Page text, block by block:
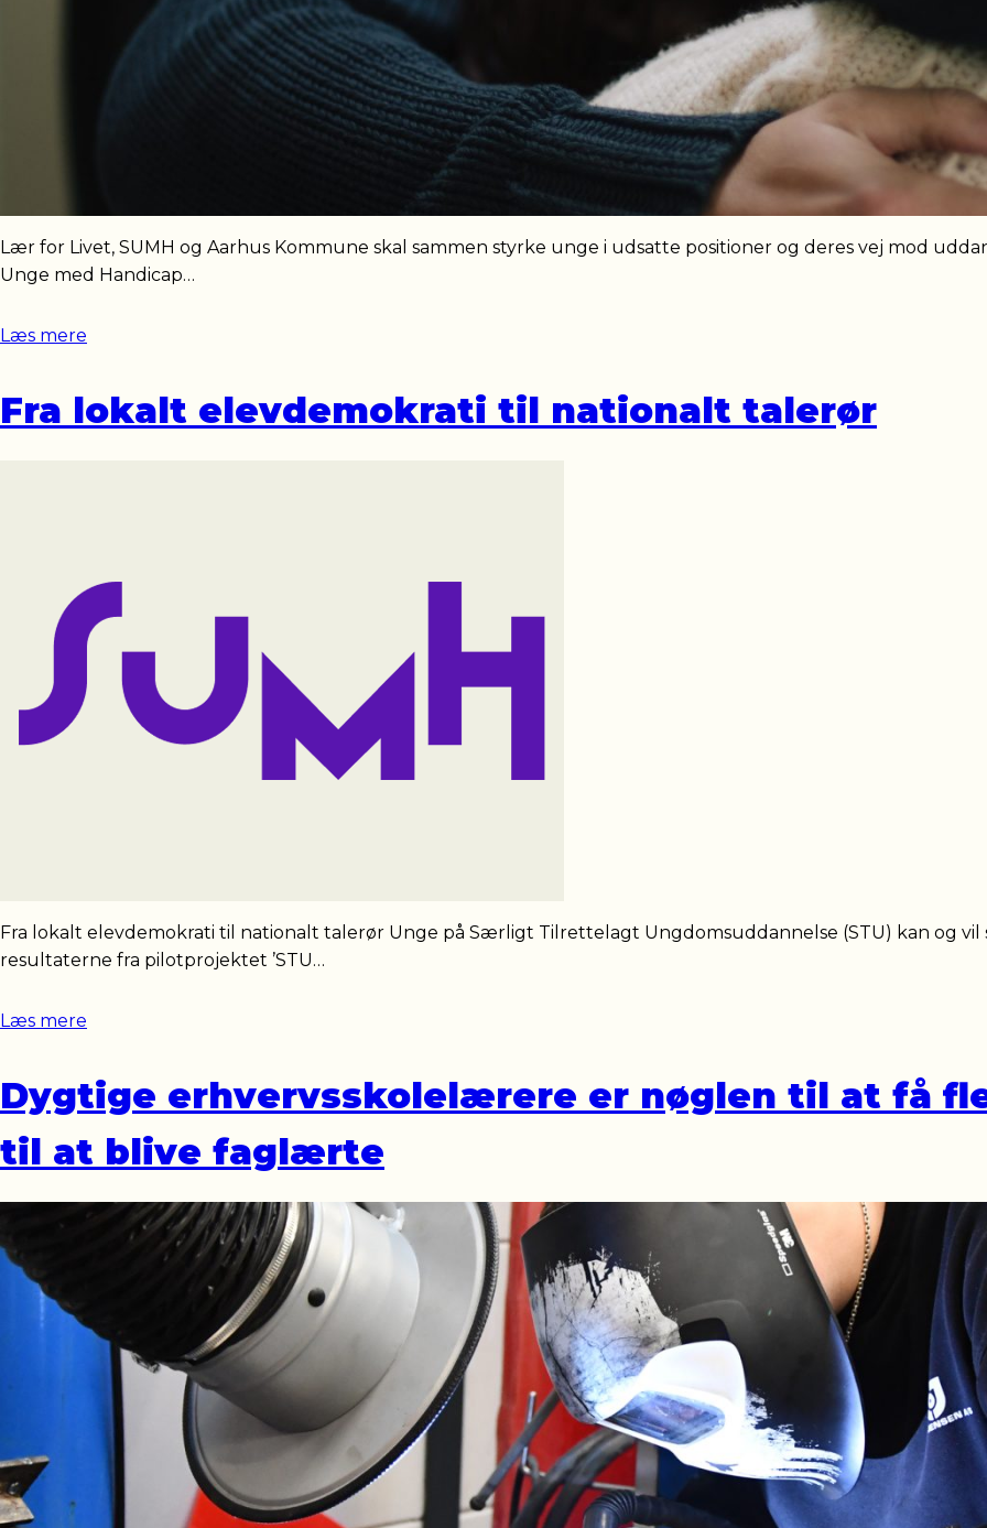
Lær for Livet, SUMH og Aarhus Kommune skal sammen styrke unge i udsatte positioner og deres vej mod
Unge med Handicap…
Læs mere
Fra lokalt elevdemokrati til nationalt talerør
Fra lokalt elevdemokrati til nationalt talerør Unge på Særligt Tilrettelagt Ungdomsuddannelse (STU) kan og
resultaterne fra pilotprojektet ’STU…
Læs mere
Dygtige erhvervsskolelærere er nøglen til at få
til at blive faglærte